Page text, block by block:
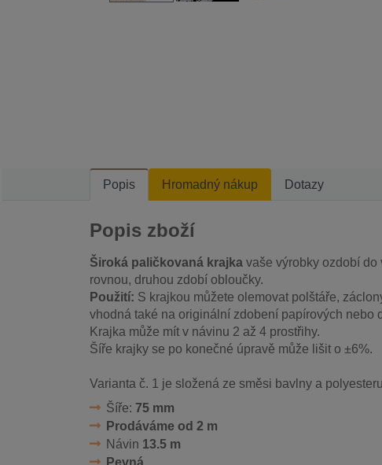
Popis Hromadný nákup Dotazy
Popis zboží
Široká paličkovaná krajka vaše výrobky ozdobí do
rovnou, druhou zdobí obloučky.
Použití: S krajkou můžete olemovat polštáře,
vhodná také na originální zdobení papírových nebo
Krajka může mít v návinu 2 až 4 prostřihy.
Šíře krajky se po konečné úpravě může lišit o ±6%.
Varianta č. 1 je složená ze směsi bavlny a
Šíře: 75 mm
Prodáváme od 2 m
Návin 13.5 m